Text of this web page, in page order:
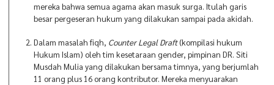
mereka bahwa semua agama akan masuk surga. Itulah garis
besar pergeseran hukum yang dilakukan sampai pada akidah.
Dalam masalah fiqh, Counter Legal Draft(kompilasi hukum
Hukum Islam) oleh tim kesetaraan gender, pimpinan DR. Siti
Musdah Mulia yang dilakukan bersama timnya, yang berjumlah
11 orang plus 16 orang kontributor. Mereka menyuarakan